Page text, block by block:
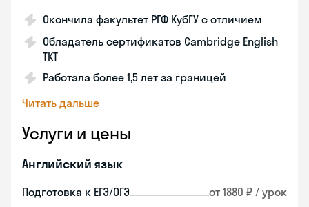
Окончила факультет РГФ КубГУ с отличием
Обладатель сертификатов Cambridge English
TKT
Работала более 1,5 лет за границей
Читать дальше
Услуги и цены
Английский язык
Подготовка к ЕГЭ/ОГЭ от 1880 ₽ / урок